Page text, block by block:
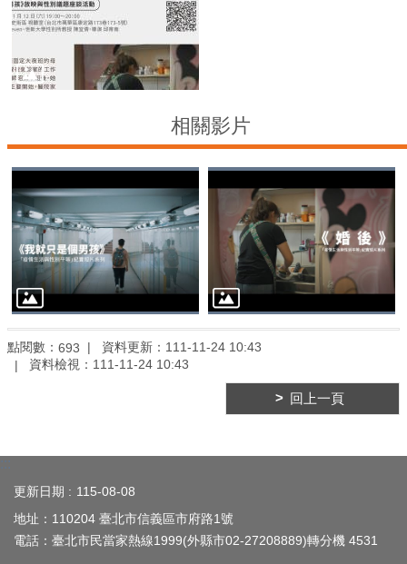
材
規
政
結
網
站
覽
回
首
通
臺
北
市
相關影片
點閱數： 693 資料更新： 111-11-24 10:43
資料檢視： 111-11-24 10:43
回上一頁
:::
更新日期
115-08-08
地址：110204 臺北市信義區市府路1號
電話：臺北市民當家熱線1999(外縣市02-27208889)轉分機 4531